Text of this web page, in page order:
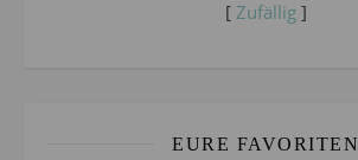
[ Zufällig]
EURE FAVORITEN